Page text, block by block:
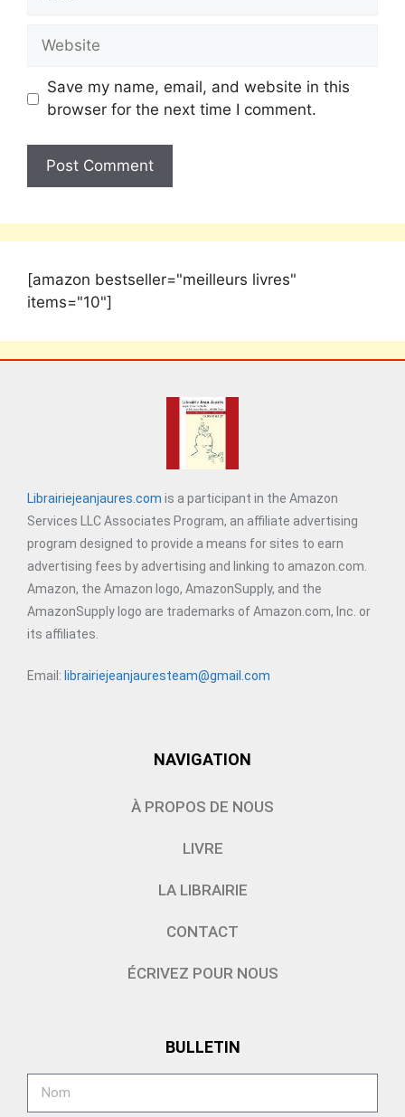
Save my name, email, and website in this
browser for the next time I comment.
[amazon bestseller="meilleurs livres"
items="10"]
Librairiejeanjaures.com is a participant in the Amazon
Services LLC Associates Program, an affiliate advertising
program designed to provide a means for sites to earn
advertising fees by advertising and linking to amazon.com.
Amazon, the Amazon logo, AmazonSupply, and the
AmazonSupply logo are trademarks of Amazon.com, Inc. or
its affiliates.
Email: librairiejeanjauresteam@gmail.com
NAVIGATION
À PROPOS DE NOUS
LIVRE
LA LIBRAIRIE
CONTACT
ÉCRIVEZ POUR NOUS
BULLETIN